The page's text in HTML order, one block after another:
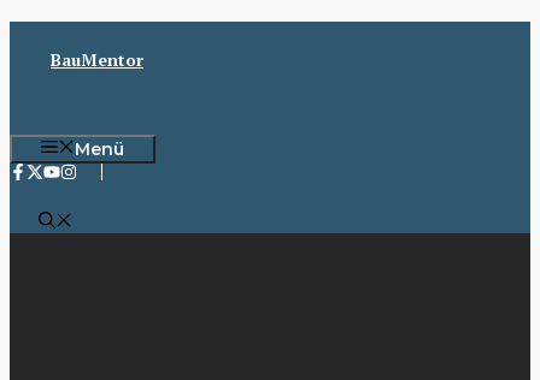
InhaltBauMentor
Menü